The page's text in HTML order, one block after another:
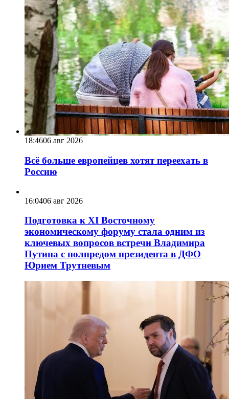
18:4606 авг 2026
Всё больше европейцев хотят переехать в
Россию
16:0406 авг 2026
Подготовка к XI Восточному
экономическому форуму стала одним из
ключевых вопросов встречи Владимира
Путина с полпредом президента в ДФО
Юрием Трутневым